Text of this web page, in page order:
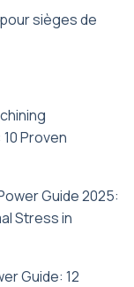
sièges de
Proven
Guide 2025:
Stress in
Guide: 12